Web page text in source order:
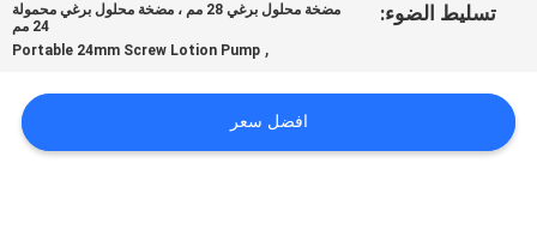
اطلب
اقتباس
تسليط الضوء:
مضخة محلول برغي 28 مم ، مضخة محلول برغي محمولة
24 مم
,
Portable 24mm Screw Lotion Pump
افضل سعر